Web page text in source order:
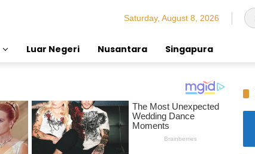
Saturday, August 8, 2026
Luar Negeri Nusantara Singapura